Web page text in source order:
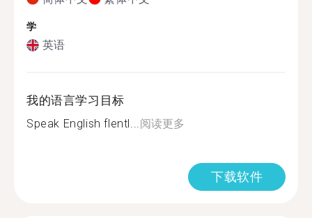
学
英语
我的语言学习目标
Speak English flentl...阅读更多
下载软件